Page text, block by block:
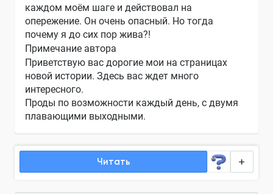
каждом моём шаге и действовал на
опережение. Он очень опасный. Но тогда
почему я до сих пор жива?!
Примечание автора
Приветствую вас дорогие мои на страницах
новой истории. Здесь вас ждет много
интересного.
Проды по возможности каждый день, с двумя
плавающими выходными.
Читать